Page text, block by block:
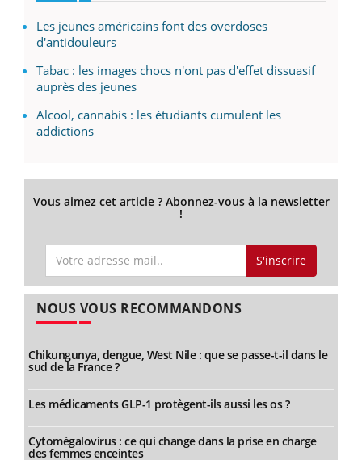
Les jeunes américains font des overdoses
d'antidouleurs
Tabac : les images chocs n'ont pas d'effet dissuasif
auprès des jeunes
Alcool, cannabis : les étudiants cumulent les
addictions
Vous aimez cet article ? Abonnez-vous à la newsletter
!
S'inscrire
NOUS VOUS RECOMMANDONS
Chikungunya, dengue, West Nile : que se passe-t-il dans le
sud de la France ?
Les médicaments GLP-1 protègent-ils aussi les os ?
Cytomégalovirus : ce qui change dans la prise en charge
des femmes enceintes